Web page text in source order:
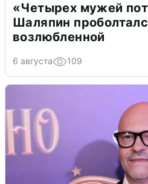
«Четырех мужей
Шаляпин
возлюбленной
6 августа 109